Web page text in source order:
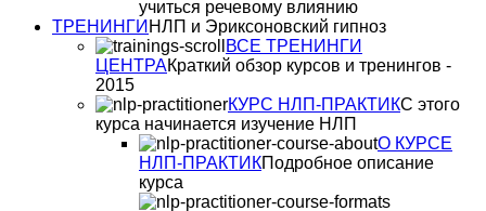
учиться речевому влиянию
ТРЕНИНГИ НЛП и Эриксоновский гипноз
ВСЕ ТРЕНИНГИ
ЦЕНТРАКраткий обзор курсов и тренингов -
2015
КУРС НЛП-ПРАКТИКС этого
курса начинается изучение НЛП
О КУРСЕ
НЛП-ПРАКТИКПодробное описание
курса